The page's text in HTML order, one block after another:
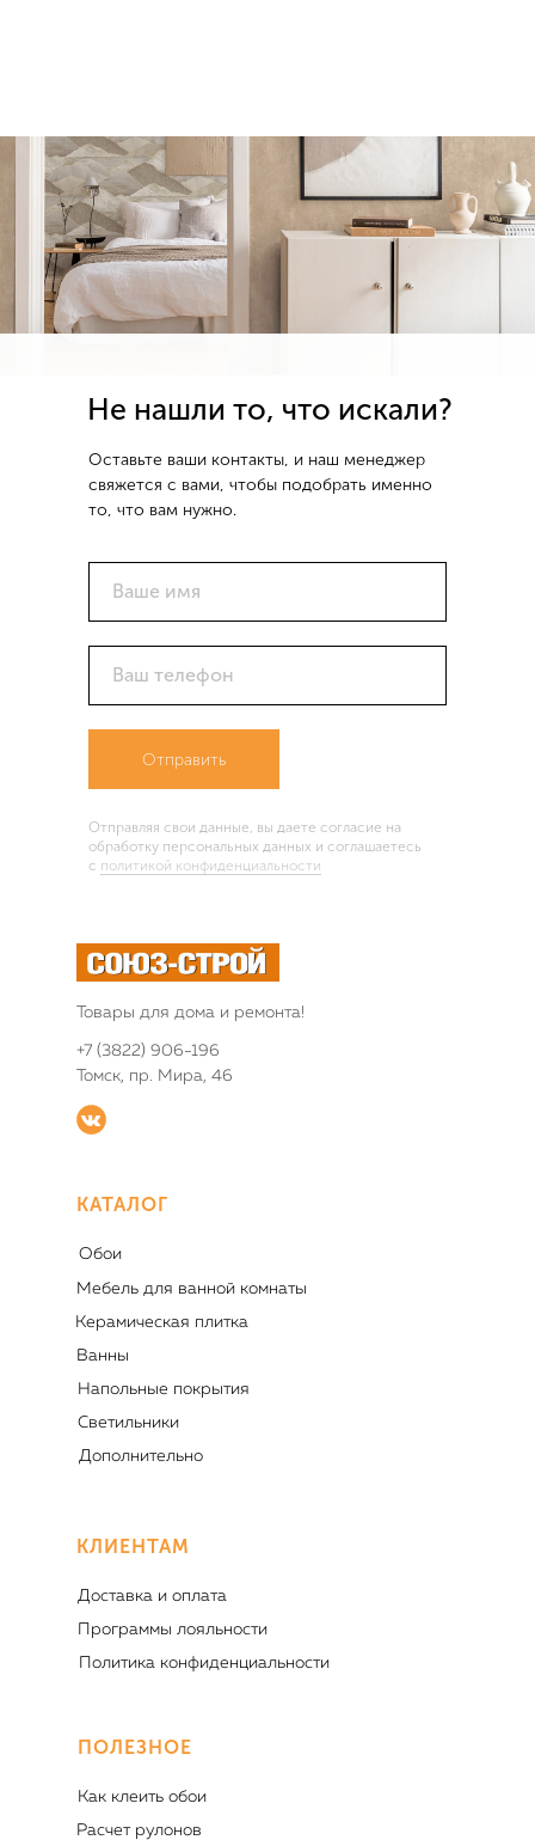
Ваше имя
Ваш телефон
Отправить
Не нашли то, что искали?
Оставьте ваши контакты, и наш менеджер
свяжется с вами, чтобы подобрать именно
то, что вам нужно.
Отправляя свои данные, вы даете согласие на
обработку персональных данных и соглашаетесь
c политикой конфиденциальности
КАТАЛОГ
КЛИЕНТАМ
ПОЛЕЗНОЕ
Товары для дома и ремонта!
Обои
Мебель для ванной комнаты
Доставка и оплата
Программы лояльности
Политика конфиденциальности
Как клеить обои
Расчет рулонов
+7 (3822) 906-196
Томск, пр. Мира, 46
Напольные покрытия
Светильники
Дополнительно
Керамическая плитка
Ванны